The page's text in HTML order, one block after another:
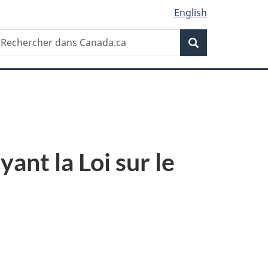
English
Recherche
la Loi sur le